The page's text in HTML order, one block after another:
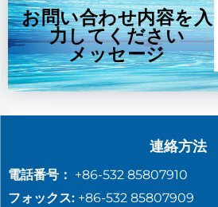
お問い合わせ内容を入
力してください
メッセージ
連絡方法
電話番号： +86-532 85807910
フォックス: +86-532 85807909